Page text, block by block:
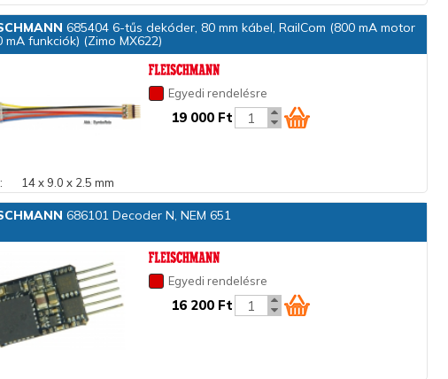
685404 6-tűs dekóder, 80 mm kábel, RailCom (800 mA motor
mA funkciók) (Zimo MX622)
Egyedi rendelésre
19 000 Ft
14 x 9.0 x 2.5 mm
686101 Decoder N, NEM 651
Egyedi rendelésre
16 200 Ft